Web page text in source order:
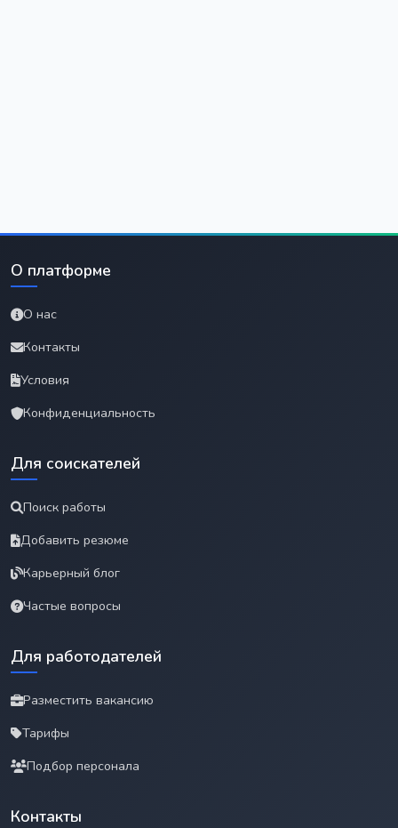
О платформе
О нас
Контакты
Условия
Конфиденциальность
Для соискателей
Поиск работы
Добавить резюме
Карьерный блог
Частые вопросы
Для работодателей
Разместить вакансию
Тарифы
Подбор персонала
Контакты